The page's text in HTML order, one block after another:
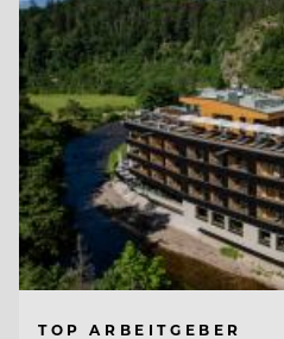
TOP ARBEITGEBER